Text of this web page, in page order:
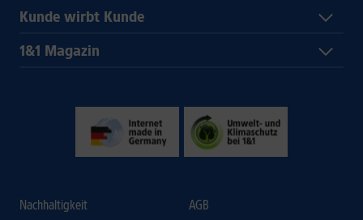
Kunde wirbt Kunde
1&1 Magazin
Nachhaltigkeit
AGB